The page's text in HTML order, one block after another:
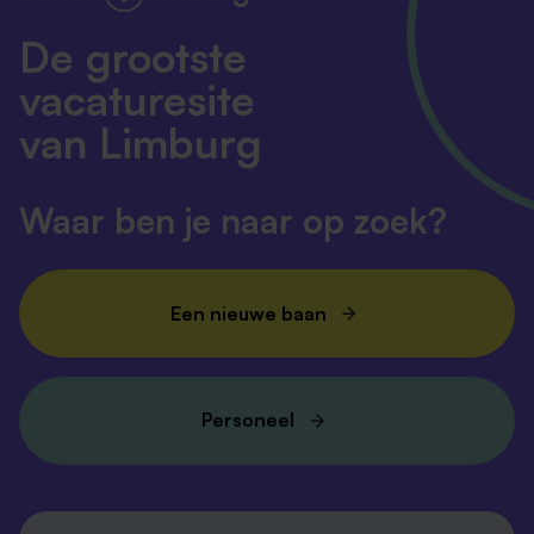
De grootste
vacaturesite
van Limburg
Waar ben je naar op zoek?
Een nieuwe baan
Personeel